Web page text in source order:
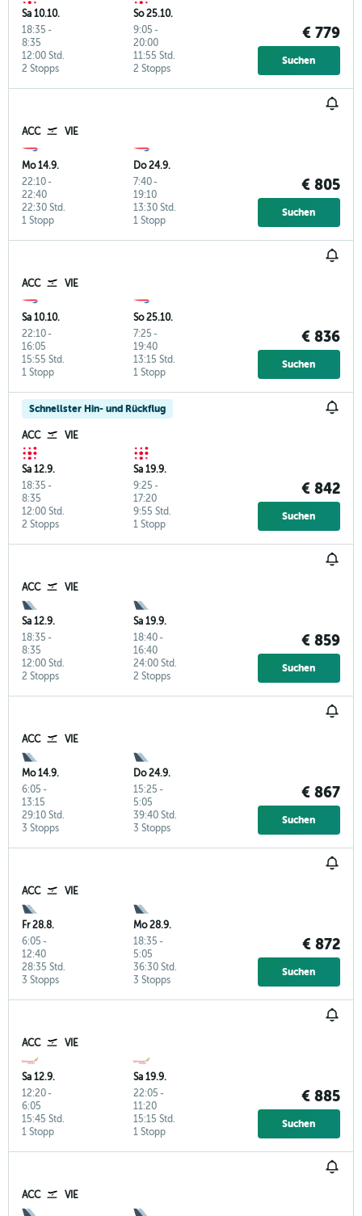
Sa 10.10.
18:35 -
8:35
2 Stopps
12:00 Std.
So 25.10.
9:05 -
20:00
2 Stopps
11:55 Std.
€ 779
Suchen
ACC VIE
Mo 14.9.
22:10-
22:40
1 Stopp
22:30 Std.
Do 24.9.
7:40-
19:10
1 Stopp
13:30 Std.
€ 805
Suchen
ACC VIE
Sa 10.10.
22:10-
16:05
1 Stopp
15:55 Std.
So 25.10.
7:25 -
19:40
1 Stopp
13:15 Std.
€ 836
Suchen
Schnellster Hin- und Rückflug
ACC VIE
Sa 12.9.
18:35 -
8:35
2 Stopps
12:00 Std.
Sa 19.9.
9:25 -
17:20
1 Stopp
9:55 Std.
€ 842
Suchen
ACC VIE
Sa 12.9.
18:35 -
8:35
2 Stopps
12:00 Std.
Sa 19.9.
18:40-
16:40
2 Stopps
24:00 Std.
€ 859
Suchen
ACC VIE
Mo 14.9.
6:05 -
13:15
3 Stopps
29:10 Std.
Do 24.9.
15:25 -
5:05
3 Stopps
39:40 Std.
€ 867
Suchen
ACC VIE
Fr 28.8.
6:05 -
12:40
3 Stopps
28:35 Std.
Mo 28.9.
18:35 -
5:05
3 Stopps
36:30 Std.
€ 872
Suchen
ACC VIE
Sa 12.9.
12:20-
6:05
1 Stopp
15:45 Std.
Sa 19.9.
22:05 -
11:20
1 Stopp
15:15 Std.
€ 885
Suchen
ACC VIE